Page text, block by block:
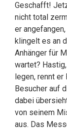
Geschafft!
nicht total
er
klingelt es an
Anhänger für
wartet?
legen, rennt er
Besucher auf
dabei
von seinem
aus. Das